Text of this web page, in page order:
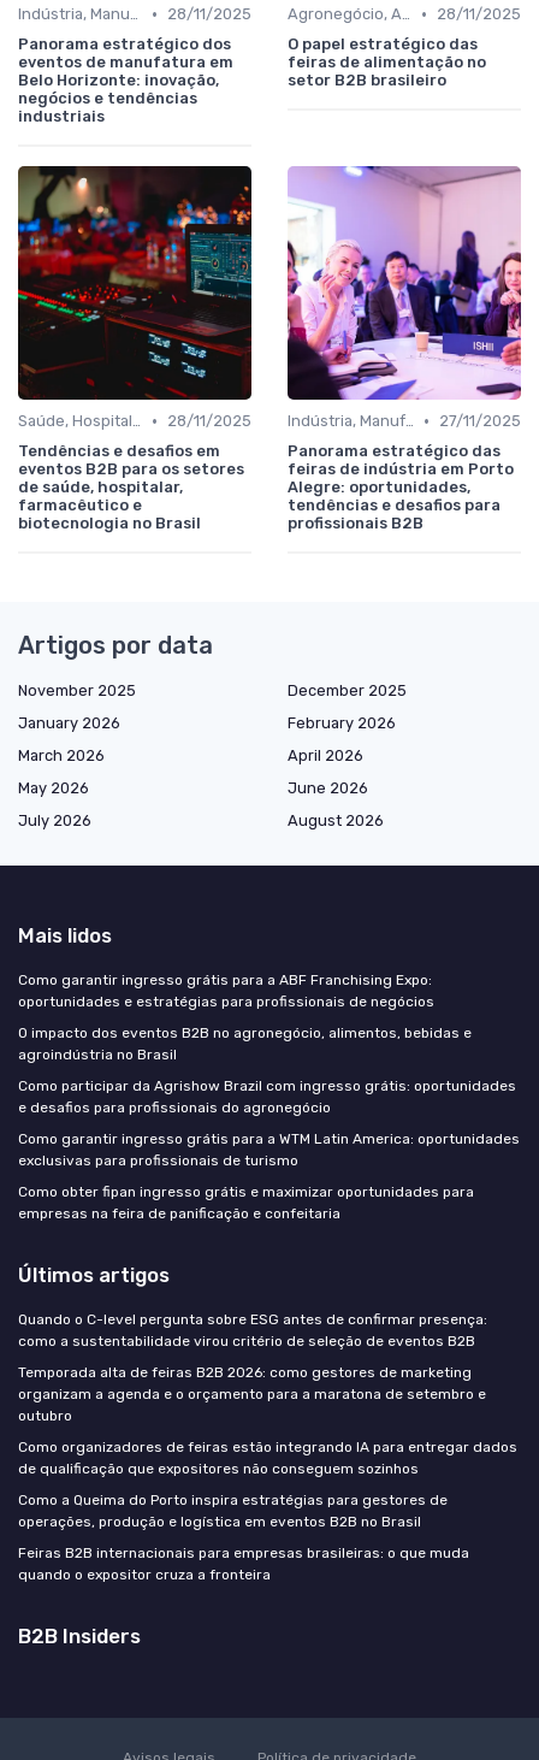
Indústria, Manufatura, Automotivo e Bens de Capital •
28/11/2025
Panorama estratégico dos
eventos de manufatura em
Belo Horizonte: inovação,
negócios e tendências
industriais
Agronegócio, Alimentos, Bebidas e Agroindústria •
28/11/2025
O papel estratégico das
feiras de alimentação no
setor B2B brasileiro
Saúde, Hospitalar, Farmacêutico e Biotecnologia •
28/11/2025
Tendências e desafios em
eventos B2B para os setores
de saúde, hospitalar,
farmacêutico e
biotecnologia no Brasil
Indústria, Manufatura, Automotivo e Bens de Capital •
27/11/2025
Panorama estratégico das
feiras de indústria em Porto
Alegre: oportunidades,
tendências e desafios para
profissionais B2B
Artigos por data
November 2025
December 2025
January 2026
February 2026
March 2026
April 2026
May 2026
June 2026
July 2026
August 2026
Mais lidos
Como garantir ingresso grátis para a ABF Franchising Expo:
oportunidades e estratégias para profissionais de negócios
O impacto dos eventos B2B no agronegócio, alimentos, bebidas e
agroindústria no Brasil
Como participar da Agrishow Brazil com ingresso grátis: oportunidades
e desafios para profissionais do agronegócio
Como garantir ingresso grátis para a WTM Latin America: oportunidades
exclusivas para profissionais de turismo
Como obter fipan ingresso grátis e maximizar oportunidades para
empresas na feira de panificação e confeitaria
Últimos artigos
Quando o C-level pergunta sobre ESG antes de confirmar presença:
como a sustentabilidade virou critério de seleção de eventos B2B
Temporada alta de feiras B2B 2026: como gestores de marketing
organizam a agenda e o orçamento para a maratona de setembro e
outubro
Como organizadores de feiras estão integrando IA para entregar dados
de qualificação que expositores não conseguem sozinhos
Como a Queima do Porto inspira estratégias para gestores de
operações, produção e logística em eventos B2B no Brasil
Feiras B2B internacionais para empresas brasileiras: o que muda
quando o expositor cruza a fronteira
B2B Insiders